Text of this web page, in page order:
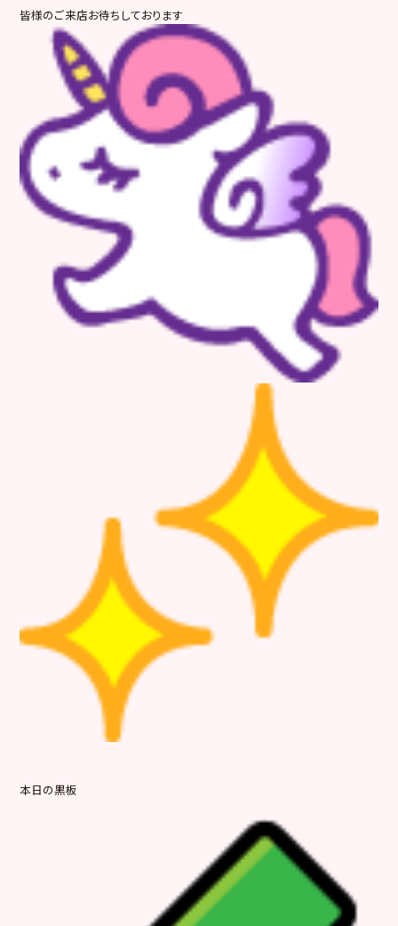
皆様のご来店お待ちしております
本日の黒板